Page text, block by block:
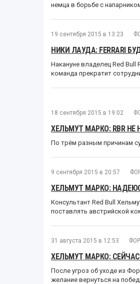
немца в борьбе с
19 сентября 2015 в 13:23
НИКИ ЛАУДА: FERRARI
Накануне владелец Red
команда прекратит
18 сентября 2015 в 19:02
ХЕЛЬМУТ МАРКО: RBR
По трём разным причинам
9 сентября 2015 в 20:57
ХЕЛЬМУТ МАРКО:
Консультант Red Bull
поставлять австрийской
31 августа 2015 в 12:53
ХЕЛЬМУТ МАРКО:
После угроз об уходе из
желание вернуться на